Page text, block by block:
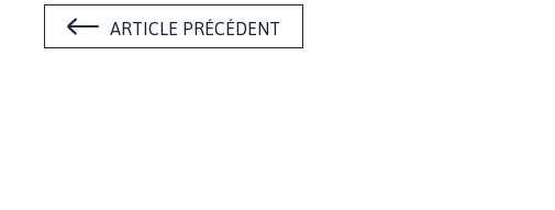
ARTICLE PRÉCÉDENT